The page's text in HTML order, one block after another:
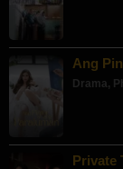
Ang
Drama,
Private